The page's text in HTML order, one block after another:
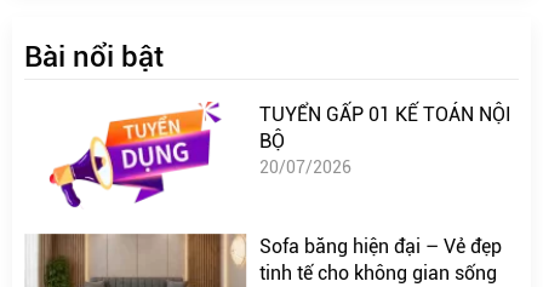
Bài nổi bật
TUYỂN GẤP 01 KẾ TOÁN NỘI
BỘ
20/07/2026
Sofa băng hiện đại – Vẻ đẹp
tinh tế cho không gian sống